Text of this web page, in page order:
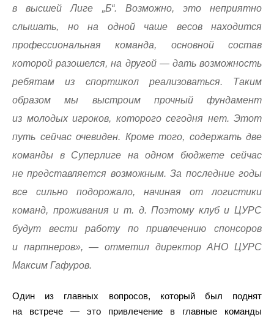
в высшей Лиге „Б“. Возможно, это неприятно
слышать, но на одной чаше весов находится
профессиональная команда, основной состав
которой разошелся, на другой — дать возможность
ребятам из спортшкол реализоваться. Таким
образом мы выстроим прочный фундамент
из молодых игроков, которого сегодня нет. Этот
путь сейчас очевиден. Кроме того, содержать две
команды в Суперлиге на одном бюджете сейчас
не представляется возможным. За последние годы
все сильно подорожало, начиная от логистики
команд, проживания и т. д. Поэтому клуб и ЦУРС
будут вести работу по привлечению спонсоров
и партнеров», — отметил директор АНО ЦУРС
Максим Гафуров.
Один из главных вопросов, который был поднят
на встрече — это привлечение в главные команды